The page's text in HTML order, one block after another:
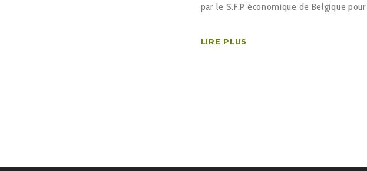
par le S.F.P économique de Belgique
LIRE PLUS